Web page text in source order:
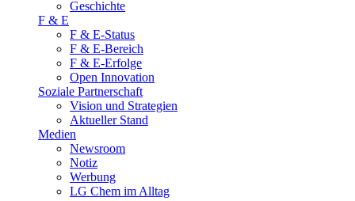
Geschichte
F & E
F & E-Status
F & E-Bereich
F & E-Erfolge
Open Innovation
Soziale Partnerschaft
Vision und Strategien
Aktueller Stand
Medien
Newsroom
Notiz
Werbung
LG Chem im Alltag